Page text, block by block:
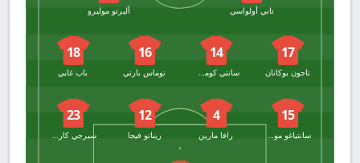
تاني أولواسي ألبرتو موليرو
17
تاجون بوكانان
14
سانتي كومسانيا
16
توماس بارتي
18
باب غايي
15
4
رافا مارين
12
ريناتو فيجا
23